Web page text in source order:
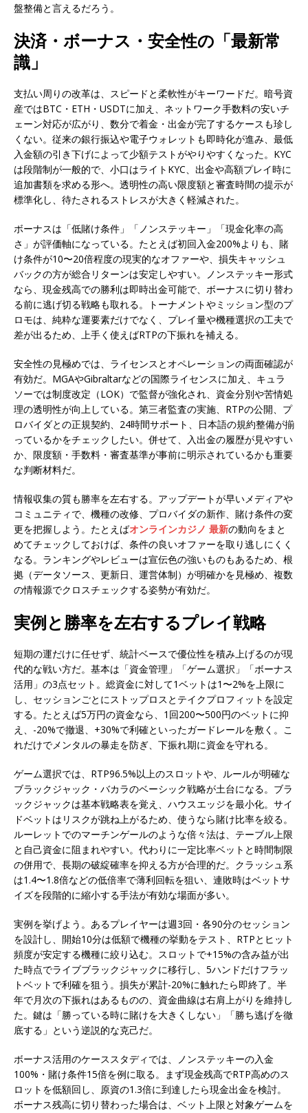
盤整備と言えるだろう。
決済・ボーナス・安全性の「最新常
識」
支払い周りの改革は、スピードと柔軟性がキーワードだ。暗号資
産ではBTC・ETH・USDTに加え、ネットワーク手数料の安いチ
ェーン対応が広がり、数分で着金・出金が完了するケースも珍し
くない。従来の銀行振込や電子ウォレットも即時化が進み、最低
入金額の引き下げによって少額テストがやりやすくなった。KYC
は段階制が一般的で、小口はライトKYC、出金や高額プレイ時に
追加書類を求める形へ。透明性の高い限度額と審査時間の提示が
標準化し、待たされるストレスが大きく軽減された。
ボーナスは「低賭け条件」「ノンステッキー」「現金化率の高
さ」が評価軸になっている。たとえば初回入金200%よりも、賭
け条件が10〜20倍程度の現実的なオファーや、損失キャッシュ
バックの方が総合リターンは安定しやすい。ノンステッキー形式
なら、現金残高での勝利は即時出金可能で、ボーナスに切り替わ
る前に逃げ切る戦略も取れる。トーナメントやミッション型のプ
ロモは、純粋な運要素だけでなく、プレイ量や機種選択の工夫で
差が出るため、上手く使えばRTPの下振れを補える。
安全性の見極めでは、ライセンスとオペレーションの両面確認が
有効だ。MGAやGibraltarなどの国際ライセンスに加え、キュラ
ソーでは制度改定（LOK）で監督が強化され、資金分別や苦情処
理の透明性が向上している。第三者監査の実施、RTPの公開、プ
ロバイダとの正規契約、24時間サポート、日本語の規約整備が揃
っているかをチェックしたい。併せて、入出金の履歴が見やすい
か、限度額・手数料・審査基準が事前に明示されているかも重要
な判断材料だ。
情報収集の質も勝率を左右する。アップデートが早いメディアや
コミュニティで、機種の改修、プロバイダの新作、賭け条件の変
更を把握しよう。たとえばオンラインカジノ 最新の動向をまと
めてチェックしておけば、条件の良いオファーを取り逃しにくく
なる。ランキングやレビューは宣伝色の強いものもあるため、根
拠（データソース、更新日、運営体制）が明確かを見極め、複数
の情報源でクロスチェックする姿勢が有効だ。
実例と勝率を左右するプレイ戦略
短期の運だけに任せず、統計ベースで優位性を積み上げるのが現
代的な戦い方だ。基本は「資金管理」「ゲーム選択」「ボーナス
活用」の3点セット。総資金に対して1ベットは1〜2%を上限に
し、セッションごとにストップロスとテイクプロフィットを設定
する。たとえば5万円の資金なら、1回200〜500円のベットに抑
え、-20%で撤退、+30%で利確といったガードレールを敷く。こ
れだけでメンタルの暴走を防ぎ、下振れ期に資金を守れる。
ゲーム選択では、RTP96.5%以上のスロットや、ルールが明確な
ブラックジャック・バカラのベーシック戦略が土台になる。ブラ
ックジャックは基本戦略表を覚え、ハウスエッジを最小化。サイ
ドベットはリスクが跳ね上がるため、使うなら賭け比率を絞る。
ルーレットでのマーチンゲールのような倍々法は、テーブル上限
と自己資金に阻まれやすい。代わりに一定比率ベットと時間制限
の併用で、長期の破綻確率を抑える方が合理的だ。クラッシュ系
は1.4〜1.8倍などの低倍率で薄利回転を狙い、連敗時はベットサ
イズを段階的に縮小する手法が有効な場面が多い。
実例を挙げよう。あるプレイヤーは週3回・各90分のセッション
を設計し、開始10分は低額で機種の挙動をテスト、RTPとヒット
頻度が安定する機種に絞り込む。スロットで+15%の含み益が出
た時点でライブブラックジャックに移行し、5ハンドだけフラッ
トベットで利確を狙う。損失が累計-20%に触れたら即終了。半
年で月次の下振れはあるものの、資金曲線は右肩上がりを維持し
た。鍵は「勝っている時に賭けを大きくしない」「勝ち逃げを徹
底する」という逆説的な克己だ。
ボーナス活用のケーススタディでは、ノンステッキーの入金
100%・賭け条件15倍を例に取る。まず現金残高でRTP高めのス
ロットを低額回し、原資の1.3倍に到達したら現金出金を検討。
ボーナス残高に切り替わった場合は、ベット上限と対象ゲームを